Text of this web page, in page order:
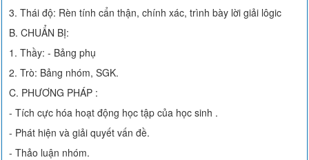
3. Thái độ: Rèn tính cẩn thận, chính xác, trình bày lời giải lôgic
B. CHUẨN BỊ:
1. Thầy: - Bảng phụ
2. Trò: Bảng nhóm, SGK.
C. PHƯƠNG PHÁP :
- Tích cực hóa hoạt động học tập của học sinh .
- Phát hiện và giải quyết vấn đề.
- Thảo luận nhóm.